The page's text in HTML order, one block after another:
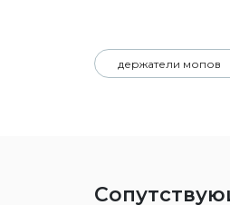
держатели мопов